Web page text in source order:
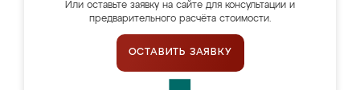
Или оставьте заявку на сайте для консультации и
предварительного расчёта стоимости.
ОСТАВИТЬ ЗАЯВКУ